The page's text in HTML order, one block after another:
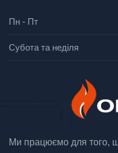
Пн - Пт
Субота та неділя
Ми працюємо для того,